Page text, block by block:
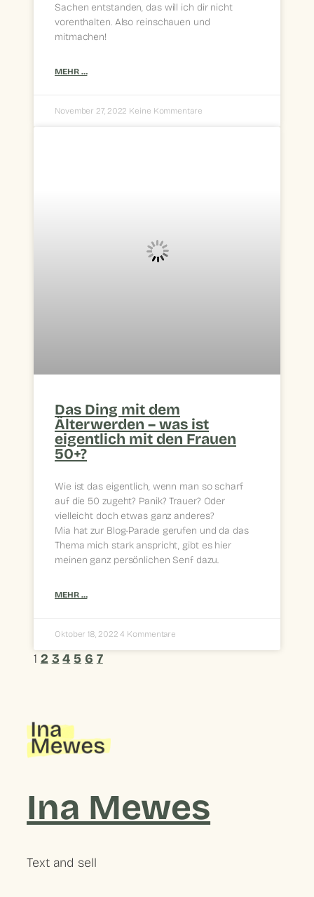
Sachen entstanden, das will ich dir nicht
vorenthalten. Also reinschauen und
mitmachen!
MEHR …
November 27, 2022 Keine Kommentare
Das Ding mit dem
Älterwerden – was ist
eigentlich mit den Frauen
50+?
Wie ist das eigentlich, wenn man so scharf
auf die 50 zugeht? Panik? Trauer? Oder
vielleicht doch etwas ganz anderes?
Mia hat zur Blog-Parade gerufen und da das
Thema mich stark anspricht, gibt es hier
meinen ganz persönlichen Senf dazu.
MEHR …
Oktober 18, 20224 Kommentare
1 2 3 4 5 6 7
Ina Mewes
Text and sell